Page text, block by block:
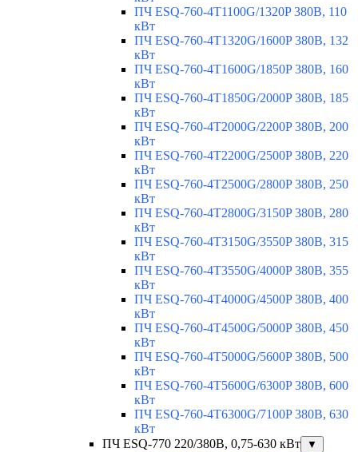
ПЧ ESQ-760-4T1100G/1320P 380В, 110
кВт
ПЧ ESQ-760-4T1320G/1600P 380В, 132
кВт
ПЧ ESQ-760-4T1600G/1850P 380В, 160
кВт
ПЧ ESQ-760-4T1850G/2000P 380В, 185
кВт
ПЧ ESQ-760-4T2000G/2200P 380В, 200
кВт
ПЧ ESQ-760-4T2200G/2500P 380В, 220
кВт
ПЧ ESQ-760-4T2500G/2800P 380В, 250
кВт
ПЧ ESQ-760-4T2800G/3150P 380В, 280
кВт
ПЧ ESQ-760-4T3150G/3550P 380В, 315
кВт
ПЧ ESQ-760-4T3550G/4000P 380В, 355
кВт
ПЧ ESQ-760-4T4000G/4500P 380В, 400
кВт
ПЧ ESQ-760-4T4500G/5000P 380В, 450
кВт
ПЧ ESQ-760-4T5000G/5600P 380В, 500
кВт
ПЧ ESQ-760-4T5600G/6300P 380В, 600
кВт
ПЧ ESQ-760-4T6300G/7100P 380В, 630
кВт
ПЧ ESQ-770 220/380В, 0,75-630 кВт
▼